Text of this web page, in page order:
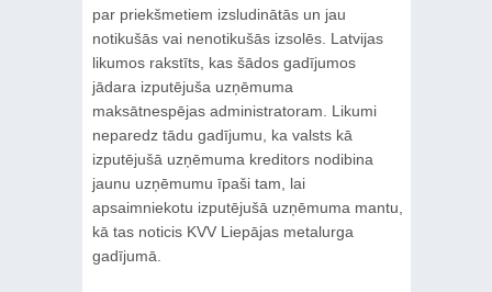
par priekšmetiem izsludinātās un jau
notikušās vai nenotikušās izsolēs. Latvijas
likumos rakstīts, kas šādos gadījumos
jādara izputējuša uzņēmuma
maksātnespējas administratoram. Likumi
neparedz tādu gadījumu, ka valsts kā
izputējušā uzņēmuma kreditors nodibina
jaunu uzņēmumu īpaši tam, lai
apsaimniekotu izputējušā uzņēmuma mantu,
kā tas noticis KVV Liepājas metalurga
gadījumā.